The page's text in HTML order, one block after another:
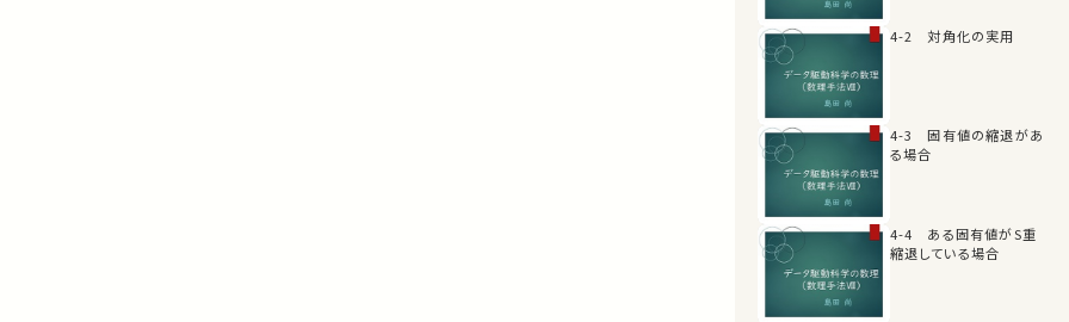
4-2 対角化の実用
4-3 固有値の縮退があ
る場合
4-4 ある固有値がS重
縮退している場合